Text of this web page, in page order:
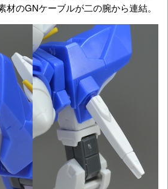
材のGNケーブルが二の腕から連結。